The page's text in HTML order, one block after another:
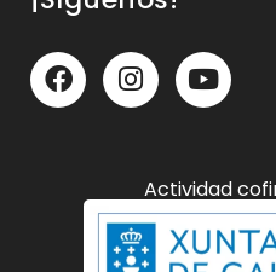
Actividad